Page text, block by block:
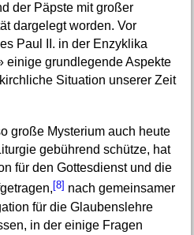
der Päpste mit großer
dargelegt worden. Vor
Paul II. in der Enzyklika
einige grundlegende Aspekte
Situation unserer Zeit
große Mysterium auch heute
gebührend schütze, hat
für den Gottesdienst und die
[8] nach gemeinsamer
für die Glaubenslehre
in der einige Fragen